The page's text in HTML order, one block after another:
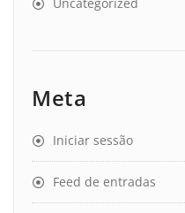
Meta
Iniciar sessão
Feed de entradas